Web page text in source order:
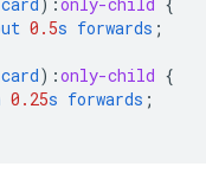
0.5s forwards ;
) :only-child {
0.25s forwards ;